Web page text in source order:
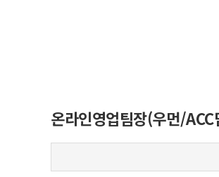
온라인영업팀장(우먼/ACC